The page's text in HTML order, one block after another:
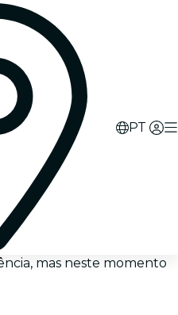
PT
mas neste momento